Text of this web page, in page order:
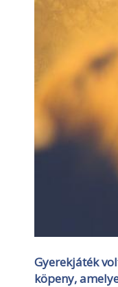
Gyerekjáték
köpeny,